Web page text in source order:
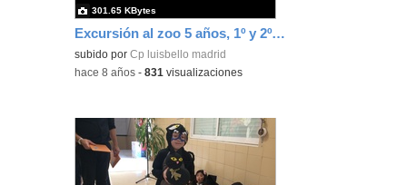
Excursión al zoo 5 años, 1º y 2º Luis Bello 37
subido porCp luisbello madrid
301.65 KBytes
-hace 8 años -831 visualizaciones